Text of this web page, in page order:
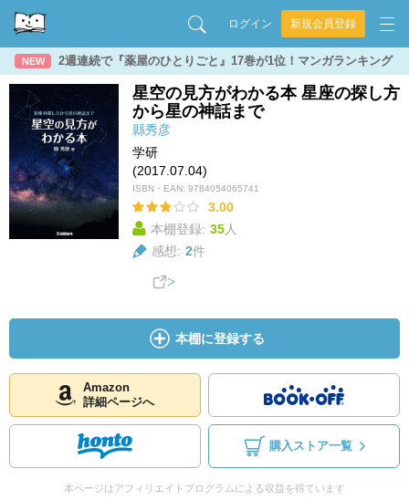
ログイン 新規会員登録
NEW 2週連続で『薬屋のひとりごと』17巻が1位！マンガランキング
星空の見方がわかる本 星座の探し方
から星の神話まで
縣秀彦
学研
(2017.07.04)
ISBN・EAN: 9784054065741
3.00
本棚登録: 35人
感想: 2件
本棚に登録する
Amazon
詳細ページへ
購入ストア一覧
本ページはアフィリエイトプログラムによる収益を得ています